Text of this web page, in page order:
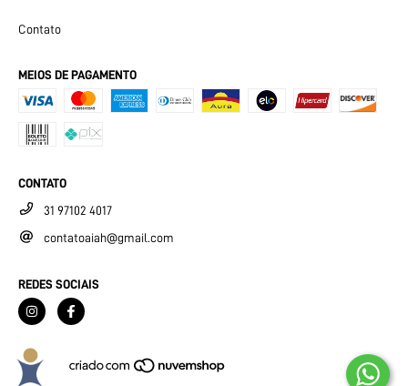
Contato
MEIOS DE PAGAMENTO
CONTATO
31 97102 4017
contatoaiah@gmail.com
REDES SOCIAIS